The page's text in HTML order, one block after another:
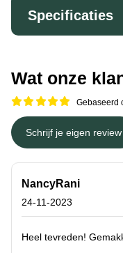
Specificaties
Wat onze
Gebaseerd
Schrijf je eigen review
NancyRani
24-11-2023
Heel tevreden!